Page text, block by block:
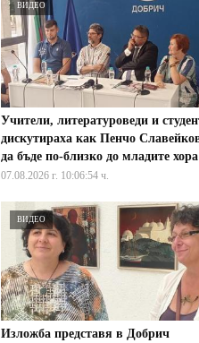
ВИДЕО
Учители, литературоведи и
дискутираха как Пенчо
да бъде по-близко до младите хора
07.08.2026 г. 10:06:54 ч.
ВИДЕО
Изложба представя в Добрич